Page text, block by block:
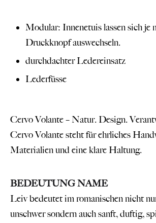
Modular: Innenetuis lassen sich je
Druckknopf auswechseln.
durchdachter Ledereinsatz
Lederfüsse
Cervo Volante – Natur. Design.
Cervo Volante steht für ehrliches
Materialien und eine klare Haltung.
BEDEUTUNG NAME
Leiv bedeutet im romanischen nicht
unschwer sondern auch sanft, duftig,